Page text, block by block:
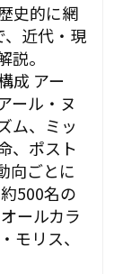
史的に網
近代・現
。
成 アー
ール・ヌ
ム、ミッ
、ポスト
向ごとに
500名の
ールカラ
モリス、